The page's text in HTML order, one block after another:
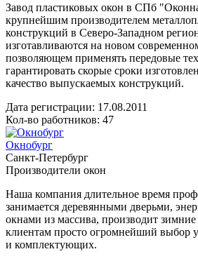
Завод пластиковых окон в СПб
крупнейшим производителем
конструкций в Северо-Западном
изготавливаются на новом
позволяющем применять передовые
гарантировать скорые сроки
качество выпускаемых конструкций.
Дата регистрации: 17.08.2011
Кол-во работников: 47
Окнобург
Санкт-Петербург
Производители окон
Наша компания длительное время
занимается деревянными дверьми,
окнами из массива, производит зимние
клиентам просто огромнейший выбор
и комплектующих.